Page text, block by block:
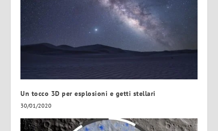
Un tocco 3D per esplosioni e getti stellari
30/01/2020